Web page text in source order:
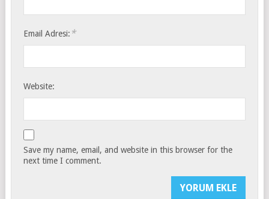
Email Adresi: *
Website:
Save my name, email, and website in this browser for the
next time I comment.